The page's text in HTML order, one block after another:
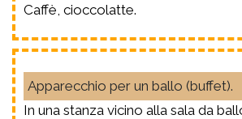
Caffè, cioccolatte.
Apparecchio per un ballo (buffet).
In una stanza vicino alla sala da